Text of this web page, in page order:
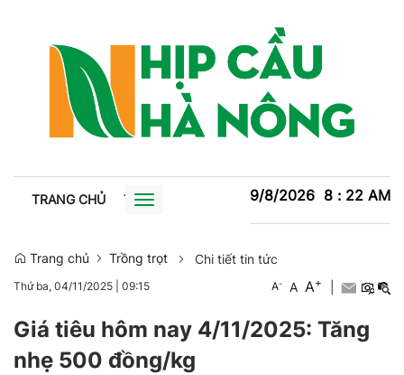
9/8/2026 8 : 22 AM
TRANG CHỦ TIN TỨC TRỒNG TRỌT CHĂN NUÔI
Toggle
Trang chủ Trồng trọt Chi tiết tin tức
Thứ ba, 04/11/2025 09:15 A- A A+
Giá tiêu hôm nay 4/11/2025: Tăng
nhẹ 500 đồng/kg